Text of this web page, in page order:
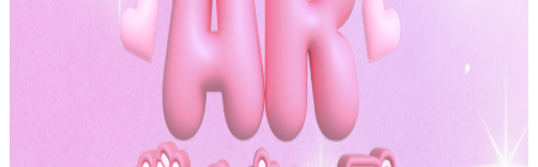
森ビル株式会社
Mori Building Season's Greetings 2025/2026